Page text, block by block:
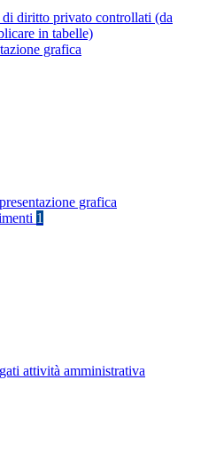
diritto privato controllati (da
in tabelle)
grafica
grafica
1
attività amministrativa